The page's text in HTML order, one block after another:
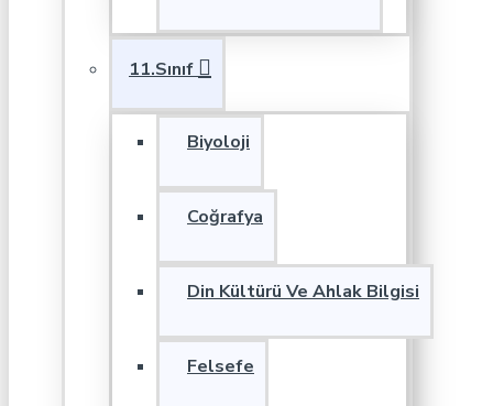
11.Sınıf
Biyoloji
Coğrafya
Din Kültürü Ve Ahlak Bilgisi
Felsefe